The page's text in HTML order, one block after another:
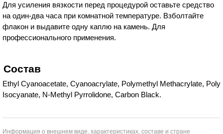
Для усиления вязкости перед процедурой оставьте средство
на один-два часа при комнатной температуре. Взболтайте
флакон и выдавите одну каплю на камень. Для
профессионального применения.
Состав
Ethyl Cyanoacetate, Cyanoacrylate, Polymethyl Methacrylate, Poly
Isocyanate, N-Methyl Pyrrolidone, Carbon Black.
Информация о внешнем виде, характеристиках, составе и стране